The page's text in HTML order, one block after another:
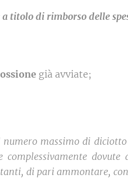
titolo di rimborso delle
già avviate;
numero massimo di
di pari ammontare,